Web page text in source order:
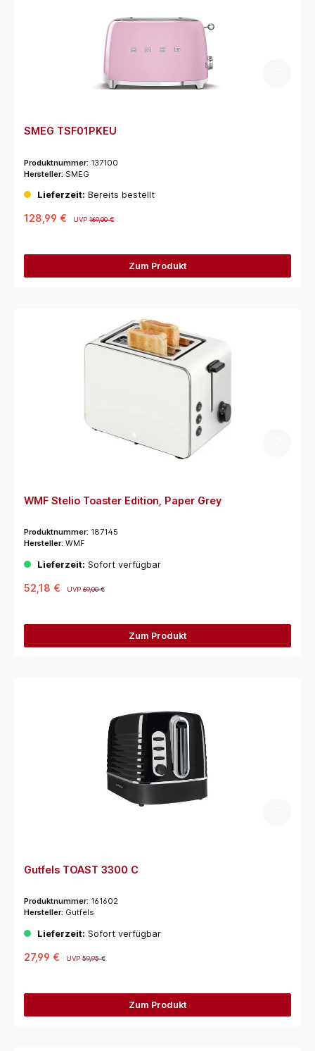
SMEG TSF01PKEU
Produktnummer: 137100
Hersteller: SMEG
Lieferzeit: Bereits bestellt
128,99 € UVP169,00 €
Zum Produkt
WMF Stelio Toaster Edition, Paper Grey
Produktnummer: 187145
Hersteller: WMF
Lieferzeit: Sofort verfügbar
52,18 € UVP69,00 €
Zum Produkt
Gutfels TOAST 3300 C
Produktnummer: 161602
Hersteller: Gutfels
Lieferzeit: Sofort verfügbar
27,99 € UVP59,95 €
Zum Produkt